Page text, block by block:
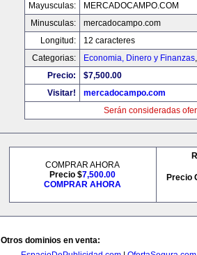
Mayusculas:
MERCADOCAMPO.COM
Minusculas:
mercadocampo.com
Longitud:
12 caracteres
Categorias:
Economia, Dinero y Finanzas
Precio:
$7,500.00
Visitar!
mercadocampo.com
Serán consideradas
COMPRAR AHORA
Precio $7,500.00
COMPRAR AHORA
Precio
Otros dominios en venta: